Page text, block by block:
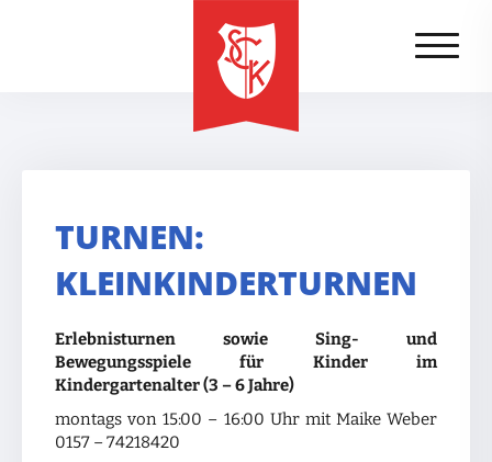
TURNEN:
KLEINKINDERTURNEN
Erlebnisturnen sowie Sing- und
Bewegungsspiele für Kinder im
Kindergartenalter (3 – 6 Jahre)
montags von 15:00 – 16:00 Uhr mit Maike Weber
0157 – 74218420